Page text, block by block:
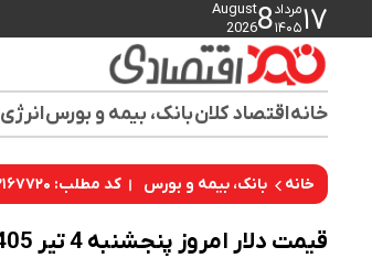
۱۷مرداد
۱۴۰۵8
August
2026
خانهاقتصاد کلانبانک، بیمه و بورسانرژی
خانه بانک، بیمه و بورس کد مطلب: ۲۱۶۷۷۲۰
قیمت دلار امروز پنجشنبه 4 تیر 1405